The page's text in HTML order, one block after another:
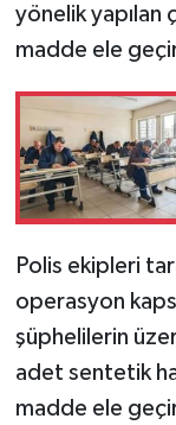
yönelik yapılan
madde ele
Polis ekipleri
operasyon
şüphelilerin
adet sentetik
madde ele